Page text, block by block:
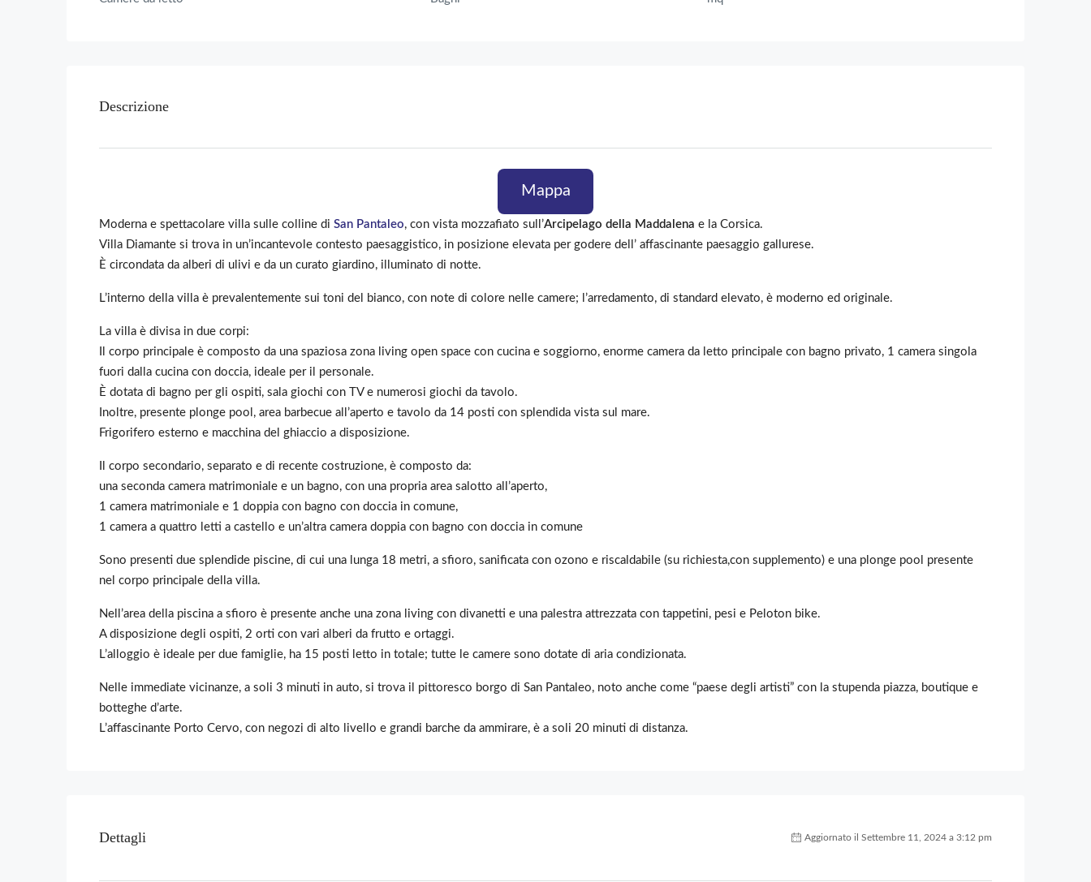
Descrizione
Mappa
Moderna e spettacolare villa sulle colline di San Pantaleo, con vista mozzafiato sull’Arcipelago della Maddalena e la Corsica.
Villa Diamante si trova in un’incantevole contesto paesaggistico, in posizione elevata per godere dell’ affascinante paesaggio gallurese.
È circondata da alberi di ulivi e da un curato giardino, illuminato di notte.
L’interno della villa è prevalentemente sui toni del bianco, con note di colore nelle camere; l’arredamento, di standard elevato, è moderno ed originale.
La villa è divisa in due corpi:
Il corpo principale è composto da una spaziosa zona living open space con cucina e soggiorno, enorme camera da letto principale con bagno privato, 1 camera singola
fuori dalla cucina con doccia, ideale per il personale.
È dotata di bagno per gli ospiti, sala giochi con TV e numerosi giochi da tavolo.
Inoltre, presente plonge pool, area barbecue all’aperto e tavolo da 14 posti con splendida vista sul mare.
Frigorifero esterno e macchina del ghiaccio a disposizione.
Il corpo secondario, separato e di recente costruzione, è composto da:
una seconda camera matrimoniale e un bagno, con una propria area salotto all’aperto,
1 camera matrimoniale e 1 doppia con bagno con doccia in comune,
1 camera a quattro letti a castello e un’altra camera doppia con bagno con doccia in comune
Sono presenti due splendide piscine, di cui una lunga 18 metri, a sfioro, sanificata con ozono e riscaldabile (su richiesta,con supplemento) e una plonge pool presente
nel corpo principale della villa.
Nell’area della piscina a sfioro è presente anche una zona living con divanetti e una palestra attrezzata con tappetini, pesi e Peloton bike.
A disposizione degli ospiti, 2 orti con vari alberi da frutto e ortaggi.
L’alloggio è ideale per due famiglie, ha 15 posti letto in totale; tutte le camere sono dotate di aria condizionata.
Nelle immediate vicinanze, a soli 3 minuti in auto, si trova il pittoresco borgo di San Pantaleo, noto anche come “paese degli artisti” con la stupenda piazza, boutique e
botteghe d’arte.
L’affascinante Porto Cervo, con negozi di alto livello e grandi barche da ammirare, è a soli 20 minuti di distanza.
Dettagli Aggiornato il Settembre 11, 2024 a 3:12 pm